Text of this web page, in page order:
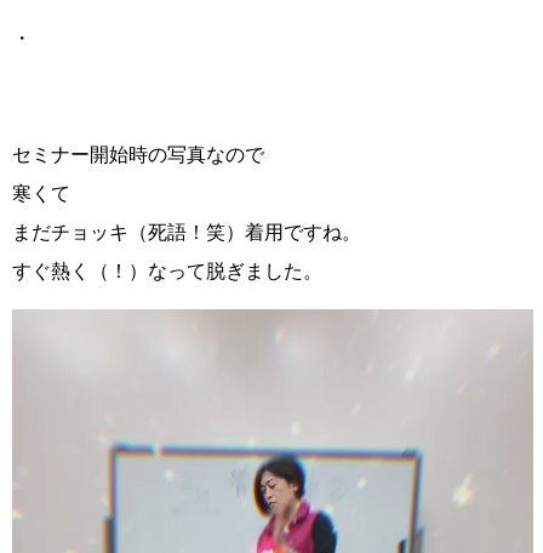
・
セミナー開始時の写真なので
寒くて
まだチョッキ（死語！笑）着用ですね。
すぐ熱く（！）なって脱ぎました。